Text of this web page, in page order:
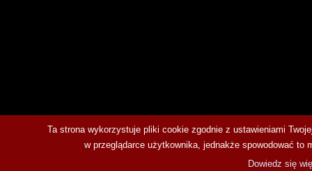
Ta strona wykorzystuje pliki cookie zgodnie z ustawieniami
w przeglądarce użytkownika, jednakże spowodować
Dowiedz się